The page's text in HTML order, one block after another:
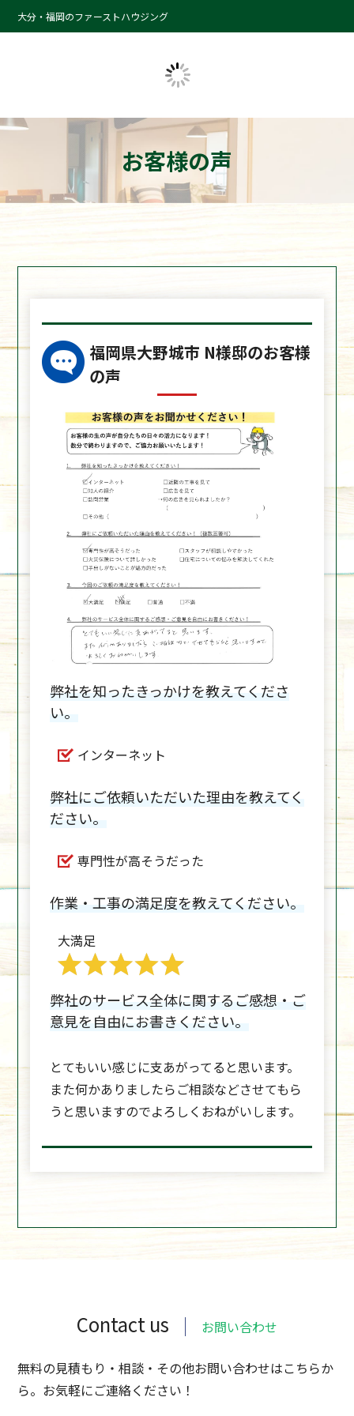
大分・福岡のファーストハウジング
お客様の声
福岡県大野城市 N様邸のお客様
の声
弊社を知ったきっかけを教えてくださ
い。
インターネット
弊社にご依頼いただいた理由を教えてく
ださい。
専門性が高そうだった
作業・工事の満足度を教えてください。
大満足
弊社のサービス全体に関するご感想・ご
意見を自由にお書きください。
とてもいい感じに支あがってると思います。
また何かありましたらご相談などさせてもら
うと思いますのでよろしくおねがいします。
Contact us お問い合わせ
無料の見積もり・相談・その他お問い合わせはこちらか
ら。お気軽にご連絡ください！